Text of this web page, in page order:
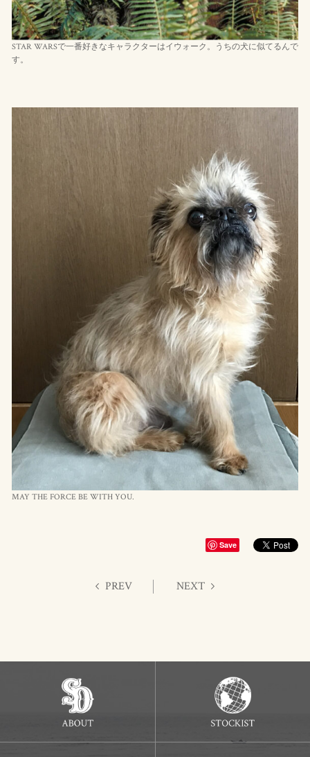
STAR WARSで一番好きなキャラクターはイウォーク。うちの犬に似てるんで
す。
MAY THE FORCE BE WITH YOU.
Save
PREV NEXT